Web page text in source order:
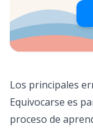
Los principales
Equivocarse es
proceso de